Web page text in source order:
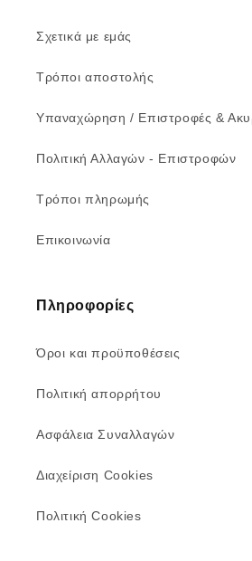
Σχετικά με εμάς
Τρόποι αποστολής
Υπαναχώρηση / Επιστροφές &
Πολιτική Αλλαγών - Επιστροφών
Τρόποι πληρωμής
Επικοινωνία
Πληροφορίες
Όροι και προϋποθέσεις
Πολιτική απορρήτου
Ασφάλεια Συναλλαγών
Διαχείριση Cookies
Πολιτική Cookies